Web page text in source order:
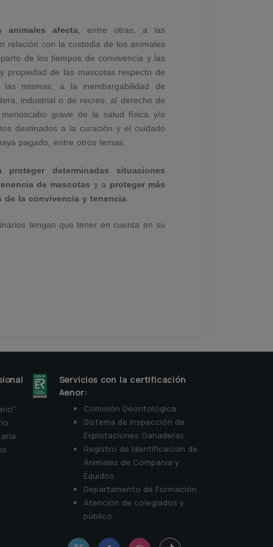
animales afecta , entre otras, a las
relación con la custodia de los animales
de los tiempos de convivencia y las
propiedad de las mascotas respecto de
mismas; a la inembargabilidad de
industrial o de recreo; al derecho de
grave de la salud física y/o
destinados a la curación y el cuidado
pagado, entre otros temas.
determinadas situaciones
de mascotas y a proteger más
de la convivencia y tenencia
tengan que tener en cuenta en su
Servicios con la certificación
Aenor:
Comisión Deontológica
Sistema de Inspección de
Explotaciones Ganaderas
Registro de Identificación de
Animales de Companía y
Équidos
Departamento de Formación
Atención de colegiados y
público